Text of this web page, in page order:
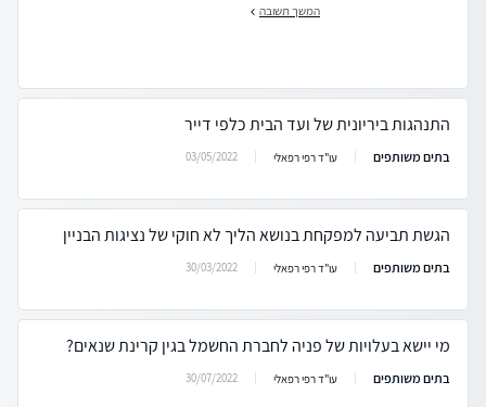
המשך תשובה
התנהגות ביריונית של ועד הבית כלפי דייר
בתים משותפים עו"ד רפי רפאלי 03/05/2022
הגשת תביעה למפקחת בנושא הליך לא חוקי של נציגות הבניין
בתים משותפים עו"ד רפי רפאלי 30/03/2022
מי יישא בעלויות של פניה לחברת החשמל בגין קרינת שנאים?
בתים משותפים עו"ד רפי רפאלי 30/07/2022